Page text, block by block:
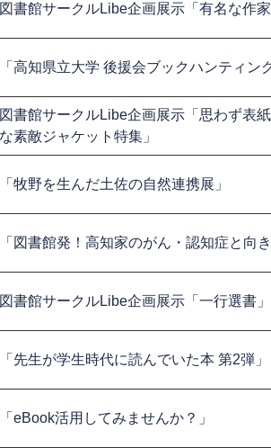
図書館サークルLibe企画展示「有名な作
「高知県立大学 後援会ブックハンティン
図書館サークルLibe企画展示「思わず表
な素敵ジャケット特集」
「牧野を生んだ土佐の自然連携展」
「図書館発！高知家のがん・認知症と向
図書館サークルLibe企画展示「一行選書」
「先生が学生時代に読んでいた本 第2弾」
「eBook活用してみませんか？」